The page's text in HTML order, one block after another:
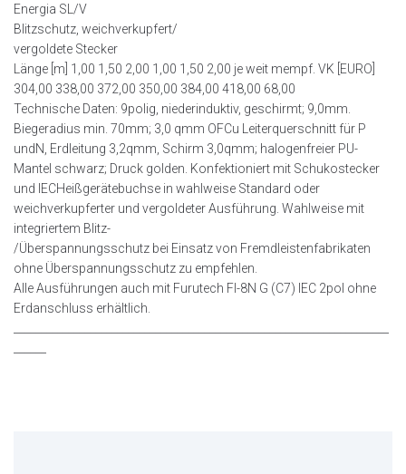
Energia SL/V
Blitzschutz, weichverkupfert/
vergoldete Stecker
Länge [m] 1,00 1,50 2,00 1,00 1,50 2,00 je weit mempf. VK [EURO]
304,00 338,00 372,00 350,00 384,00 418,00 68,00
Technische Daten: 9polig, niederinduktiv, geschirmt; 9,0mm.
Biegeradius min. 70mm; 3,0 qmm OFCu Leiterquerschnitt für P
undN, Erdleitung 3,2qmm, Schirm 3,0qmm; halogenfreier PU-
Mantel schwarz; Druck golden. Konfektioniert mit Schukostecker
und IECHeißgerätebuchse in wahlweise Standard oder
weichverkupferter und vergoldeter Ausführung. Wahlweise mit
integriertem Blitz-
/Überspannungsschutz bei Einsatz von Fremdleistenfabrikaten
ohne Überspannungsschutz zu empfehlen.
Alle Ausführungen auch mit Furutech FI-8N G (C7) IEC 2pol ohne
Erdanschluss erhältlich.